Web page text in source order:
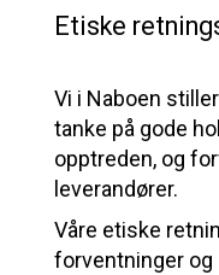
Etiske
Vi i Naboen
tanke på gode
opptreden, og
leverandører.
Våre etiske
forventninger